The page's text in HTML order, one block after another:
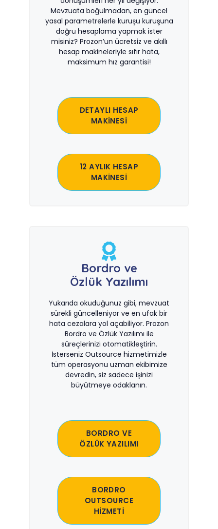
Mevzuata boğulmadan, en güncel
yasal parametrelerle kuruşu kuruşuna
doğru hesaplama yapmak ister
misiniz? Prozon’un ücretsiz ve akıllı
hesap makineleriyle sıfır hata,
maksimum hız garantisi!
DETAYLI HESAP
MAKİNESİ
12 AYLIK HESAP
MAKİNESİ
Bordro ve
Özlük Yazılımı
Yukarıda okuduğunuz gibi, mevzuat
sürekli güncelleniyor ve en ufak bir
hata cezalara yol açabiliyor. Prozon
Bordro ve Özlük Yazılımı ile
süreçlerinizi otomatikleştirin.
İsterseniz Outsource hizmetimizle
tüm operasyonu uzman ekibimize
devredin, siz sadece işinizi
büyütmeye odaklanın.
BORDRO VE
ÖZLÜK YAZILIMI
BORDRO
OUTSOURCE
HİZMETİ